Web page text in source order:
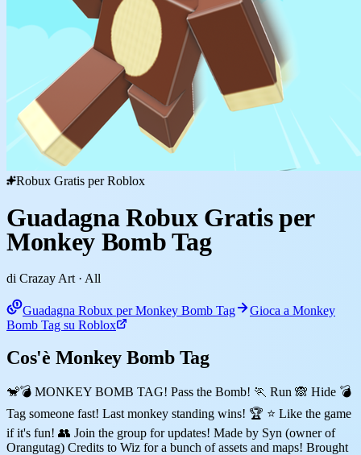
Robux Gratis per Roblox
Guadagna Robux Gratis per
Monkey Bomb Tag
di Crazay Art · All
Guadagna Robux per Monkey Bomb Tag
Gioca a Monkey
Bomb Tag su Roblox
Cos'è Monkey Bomb Tag
🐒💣 MONKEY BOMB TAG! Pass the Bomb! 🏃 Run 🙈 Hide 💣
Tag someone fast! Last monkey standing wins! 🏆 ⭐ Like the game
if it's fun! 👥 Join the group for updates! Made by Syn (owner of
Orangutag) Credits to Wiz for a bunch of assets and maps! Brought